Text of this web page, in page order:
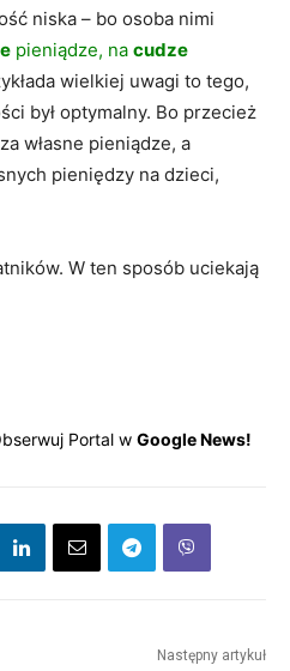
niska – bo osoba nimi
pieniądze, na cudze
wielkiej uwagi to tego,
był optymalny. Bo przecież
własne pieniądze, a
pieniędzy na dzieci,
W ten sposób uciekają
Portal w Google News!
Następny artykuł